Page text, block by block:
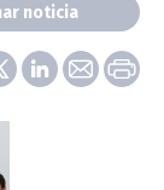
noticia